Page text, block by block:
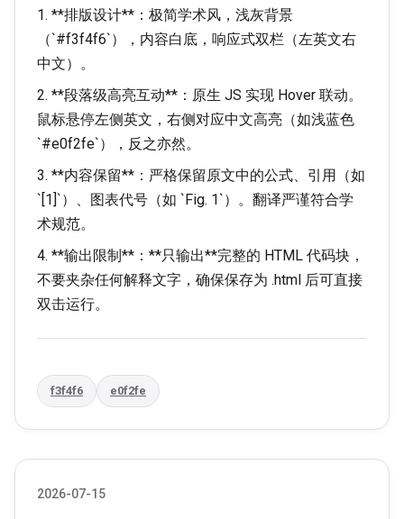
1. **排版设计**：极简学术风，浅灰背景
（`#f3f4f6`），内容白底，响应式双栏（左英文右
中文）。
2. **段落级高亮互动**：原生 JS 实现 Hover 联动。
鼠标悬停左侧英文，右侧对应中文高亮（如浅蓝色
`#e0f2fe`），反之亦然。
3. **内容保留**：严格保留原文中的公式、引用（如
`[1]`）、图表代号（如 `Fig. 1`）。翻译严谨符合学
术规范。
4. **输出限制**：**只输出**完整的 HTML 代码块，
不要夹杂任何解释文字，确保保存为 .html 后可直接
双击运行。
f3f4f6 e0f2fe
2026-07-15